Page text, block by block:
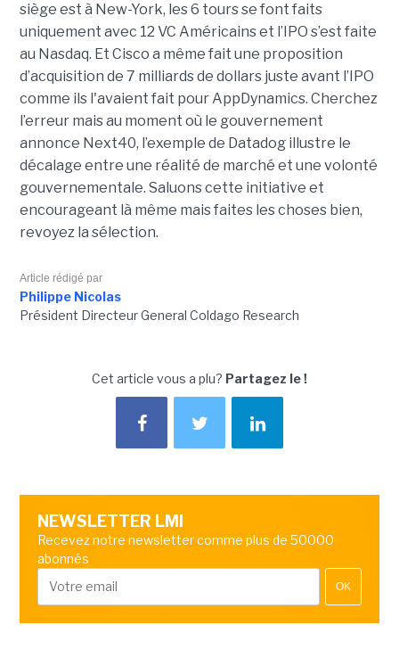
siège est à New-York, les 6 tours se font faits
uniquement avec 12 VC Américains et l’IPO s’est faite
au Nasdaq. Et Cisco a même fait une proposition
d’acquisition de 7 milliards de dollars juste avant l’IPO
comme ils l'avaient fait pour AppDynamics. Cherchez
l’erreur mais au moment où le gouvernement
annonce Next40, l’exemple de Datadog illustre le
décalage entre une réalité de marché et une volonté
gouvernementale. Saluons cette initiative et
encourageant là même mais faites les choses bien,
revoyez la sélection.
Article rédigé par
Philippe Nicolas
Président Directeur General Coldago Research
Cet article vous a plu? Partagez le !
NEWSLETTER LMI
Recevez notre newsletter comme plus de 50000
abonnés
OK